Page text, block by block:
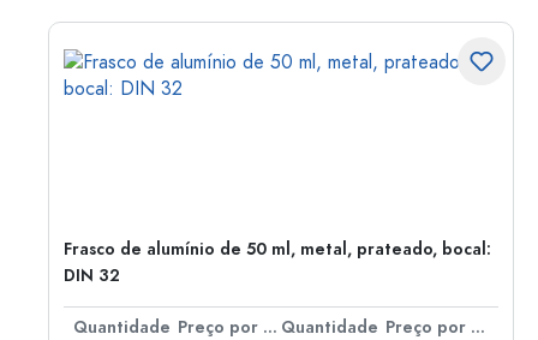
Frasco de alumínio de 50 ml, metal, prateado, bocal:
DIN 32
Quantidade Preço por peça Quantidade
Preço por peça